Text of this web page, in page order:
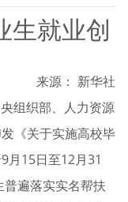
生就业创
新华社
组织部、人力资源
《关于实施高校毕
月15日至12月31
遍落实实名帮扶